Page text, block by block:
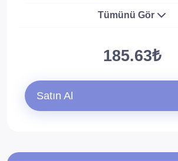
Tümünü Gör
185.63₺
Satın Al